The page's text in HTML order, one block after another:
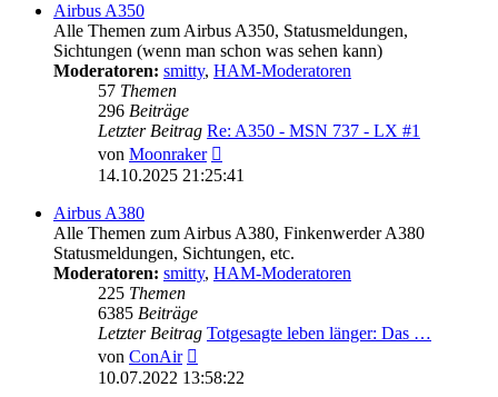
Airbus A350
Alle Themen zum Airbus A350, Statusmeldungen,
Sichtungen (wenn man schon was sehen kann)
Moderatoren: smitty, HAM-Moderatoren
57 Themen
296 Beiträge
Letzter Beitrag Re: A350 - MSN 737 - LX #1
von Moonraker
Beitrag
14.10.2025 21:25:41
Airbus A380
Alle Themen zum Airbus A380, Finkenwerder A380
Statusmeldungen, Sichtungen, etc.
Moderatoren: smitty, HAM-Moderatoren
225 Themen
6385 Beiträge
Letzter Beitrag Totgesagte leben länger: Das …
von ConAir
Beitrag
10.07.2022 13:58:22